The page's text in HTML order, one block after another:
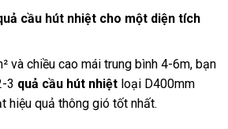
cầu hút nhiệt cho một diện tích
và chiều cao mái trung bình 4-6m, bạn
3 quả cầu hút nhiệt loại D400mm
hiệu quả thông gió tốt nhất.